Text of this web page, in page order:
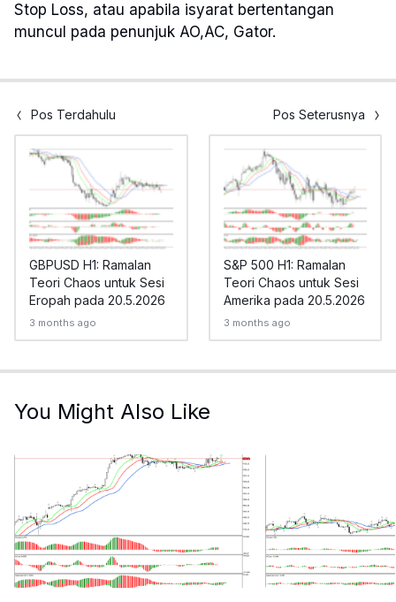
Stop Loss, atau apabila isyarat bertentangan
muncul pada penunjuk AO,AC, Gator.
Pos Terdahulu Pos Seterusnya
GBPUSD H1: Ramalan
Teori Chaos untuk Sesi
Eropah pada 20.5.2026
3 months ago
S&P 500 H1: Ramalan
Teori Chaos untuk Sesi
Amerika pada 20.5.2026
3 months ago
You Might Also Like